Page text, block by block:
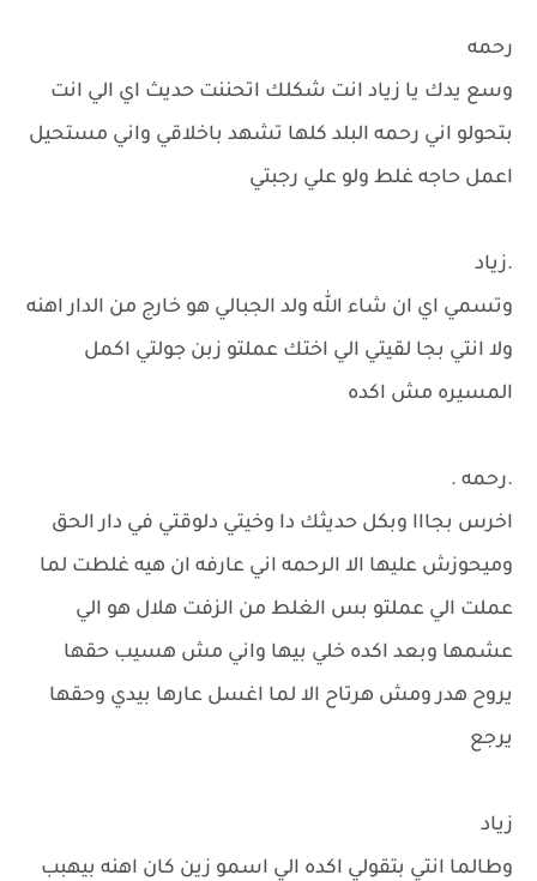
رحمه
وسع يدك يا زياد انت شكلك اتحننت حديث اي الي انت
بتحولو اني رحمه البلد كلها تشهد باخلاقي واني مستحيل
اعمل حاجه غلط ولو علي رجبتي
.زياد
وتسمي اي ان شاء الله ولد الجبالي هو خارج من الدار اهنه
ولا انتي بجا لقيتي الي اختك عملتو زبن جولتي اكمل
المسيره مش اكده
.رحمه .
اخرس بجااا وبكل حديثك دا وخيتي دلوقتي في دار الحق
وميحوزش عليها الا الرحمه اني عارفه ان هيه غلطت لما
عملت الي عملتو بس الغلط من الزفت هلال هو الي
عشمها وبعد اكده خلي بيها واني مش هسيب حقها
يروح هدر ومش هرتاح الا لما اغسل عارها بيدي وحقها
يرجع
زياد
وطالما انتي بتقولي اكده الي اسمو زين كان اهنه بيهبب